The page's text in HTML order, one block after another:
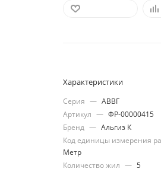
Характеристики
Серия — АВВГ
Артикул — ФР-00000415
Бренд — Альгиз К
Код единицы измерения
Метр
Количество жил — 5